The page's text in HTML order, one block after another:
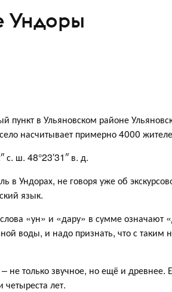
Ундоры
пункт в Ульяновском районе
насчитывает примерно 4000
с. ш. 48°23′31″ в. д.
в Ундорах, не говоря уже об
язык.
«ун» и «дару» в сумме означают
воды, и надо признать, что с таким
не только звучное, но ещё и древнее.
лет.